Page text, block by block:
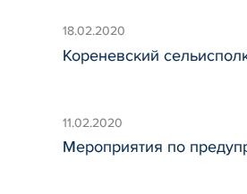
18.02.2020
Кореневский
11.02.2020
Мероприятия по